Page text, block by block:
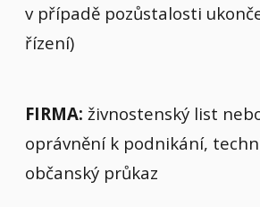
v případě pozůstalosti
řízení)
FIRMA: živnostenský list
oprávnění k podnikání,
občanský průkaz